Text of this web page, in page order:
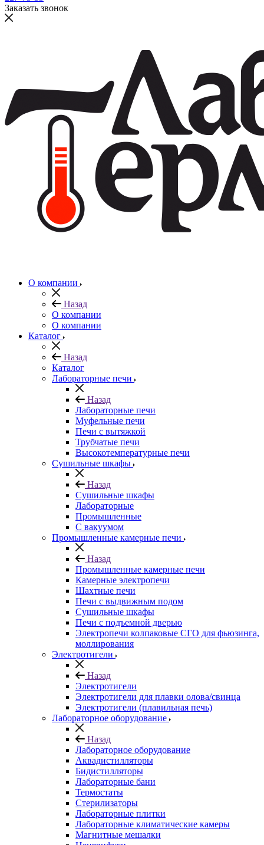
Заказать звонок
О компании
Назад
О компании
О компании
Каталог
Назад
Каталог
Лабораторные печи
Назад
Лабораторные печи
Муфельные печи
Печи с вытяжкой
Трубчатые печи
Высокотемпературные печи
Сушильные шкафы
Назад
Сушильные шкафы
Лабораторные
Промышленные
С вакуумом
Промышленные камерные печи
Назад
Промышленные камерные печи
Камерные электропечи
Шахтные печи
Печи с выдвижным подом
Сушильные шкафы
Печи с подъемной дверью
Электропечи колпаковые СГО для фьюзинга,
моллирования
Электротигели
Назад
Электротигели
Электротигели для плавки олова/свинца
Электротигели (плавильная печь)
Лабораторное оборудование
Назад
Лабораторное оборудование
Аквадистилляторы
Бидистилляторы
Лабораторные бани
Термостаты
Стерилизаторы
Лабораторные плитки
Лабораторные климатические камеры
Магнитные мешалки